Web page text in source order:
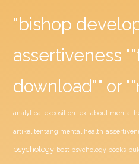
"bishop
assertiveness
download"" or
analytical exposition text about mental
artikel tentang mental health
psychology best psychology books